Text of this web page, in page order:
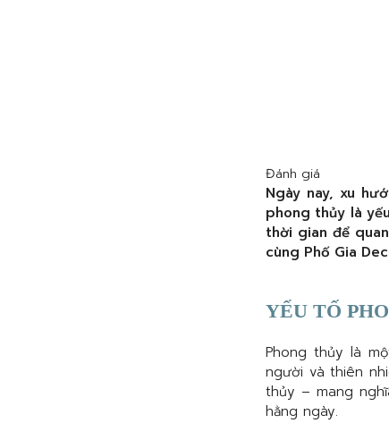
Đánh giá
Ngày nay, xu
phong thủy là
thời gian để
cùng Phố Gia
YẾU TỐ
Phong thủy là
người và thiên
thủy – mang
hằng ngày.